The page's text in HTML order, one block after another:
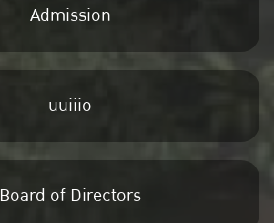
Admission
uuiiio
Board of Directors